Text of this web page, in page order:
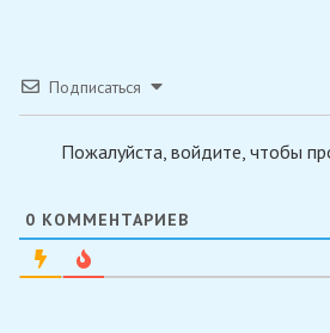
Подписаться
Пожалуйста, войдите, чтобы
0 КОММЕНТАРИЕВ